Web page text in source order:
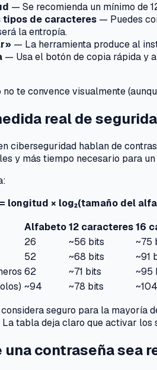
— Se recomienda un mínimo de
tipos de caracteres — Puedes
la entropía.
— La herramienta produce al
— Usa el botón de copia rápida y
te convence visualmente
real de
ciberseguridad hablan de
y más tiempo necesario para un
longitud × log₂(tamaño del
Alfabeto12 caracteres16
26 ~56 bits
~75
52 ~68 bits
~91
62 ~71 bits
~95
~94 ~78 bits
seguro para la mayoría
tabla deja claro que activar
una contraseña sea